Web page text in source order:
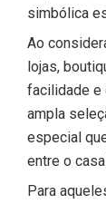
simbólica
Ao
lojas,
facilidade e
ampla
especial
entre o
Para